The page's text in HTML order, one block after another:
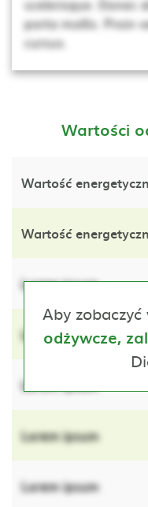
scelerisque. Donec
porta mollis. Proin
cursus.
Wartości
Wartość
Wartość
Lorem ipsum
Lorem ipsum
Lorem ipsum
Lorem ipsum
Lorem ipsum
Aby
odżywcze,